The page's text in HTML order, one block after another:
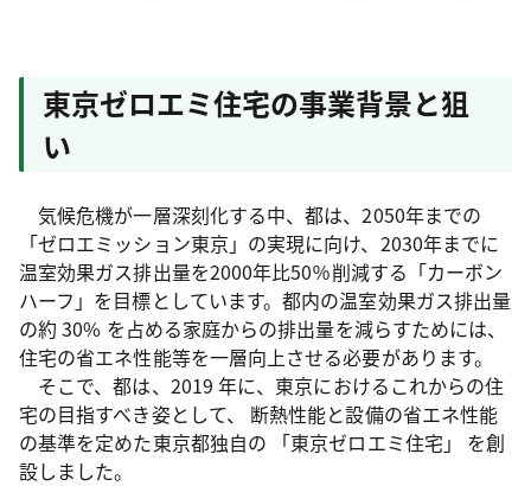
東京ゼロエミ住宅の事業背景と狙
い
気候危機が一層深刻化する中、都は、2050年までの
「ゼロエミッション東京」の実現に向け、2030年までに
温室効果ガス排出量を2000年比50％削減する「カーボン
ハーフ」を目標としています。都内の温室効果ガス排出量
の約 30% を占める家庭からの排出量を減らすためには、
住宅の省エネ性能等を一層向上させる必要があります。
そこで、都は、2019 年に、東京におけるこれからの住
宅の目指すべき姿として、 断熱性能と設備の省エネ性能
の基準を定めた東京都独自の 「東京ゼロエミ住宅」 を創
設しました。